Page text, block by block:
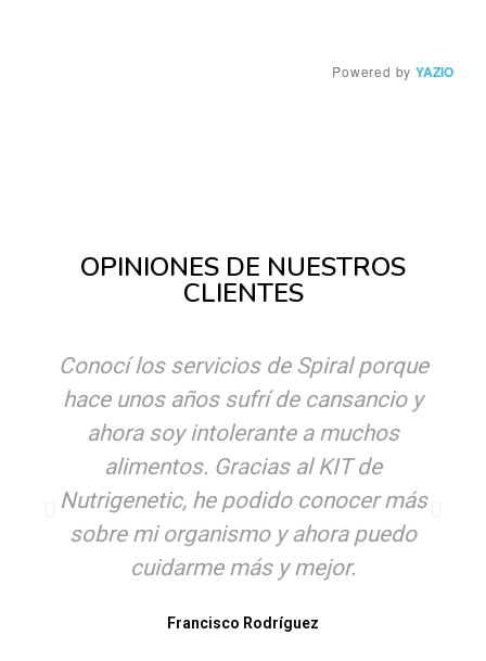
OPINIONES DE NUESTROS
CLIENTES
Conocí los servicios de Spiral porque
hace unos años sufrí de cansancio y
ahora soy intolerante a muchos
alimentos. Gracias al KIT de
Nutrigenetic, he podido conocer más
sobre mi organismo y ahora puedo
cuidarme más y mejor.
Francisco Rodríguez